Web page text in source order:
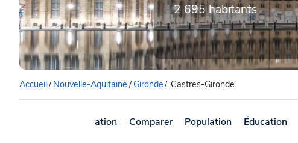
2 695 habitants
Accueil/ Nouvelle-Aquitaine/Gironde/ Castres-Gironde
Présentation Comparer Population Éducation